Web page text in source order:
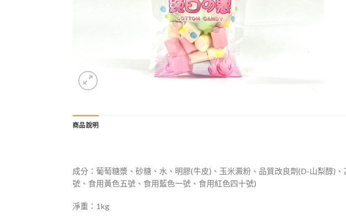
商品說明
成分：葡萄糖漿、砂糖、水、明膠(牛皮)、玉米澱粉、品質改良劑(D-山梨醇)
號、食用黃色五號、食用藍色一號、食用紅色四十號)
淨重：1kg